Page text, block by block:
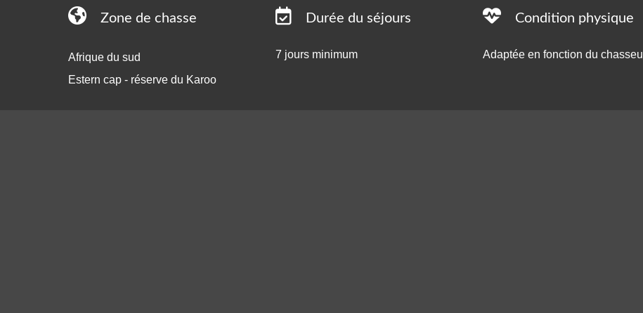
Zone de chasse
Afrique du sud
Estern cap - réserve du Karoo
Durée du séjours
7 jours minimum
Condition physique
Adaptée en fonction du